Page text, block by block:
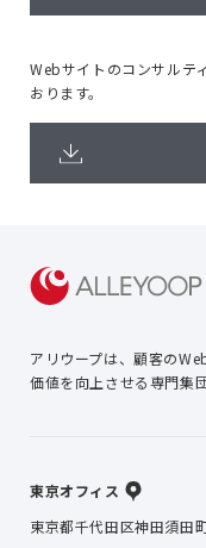
Webサイトのコンサルテ
おります。
アリウープは、顧客の
価値を向上させる専門集
東京オフィス
東京都千代田区神田須田